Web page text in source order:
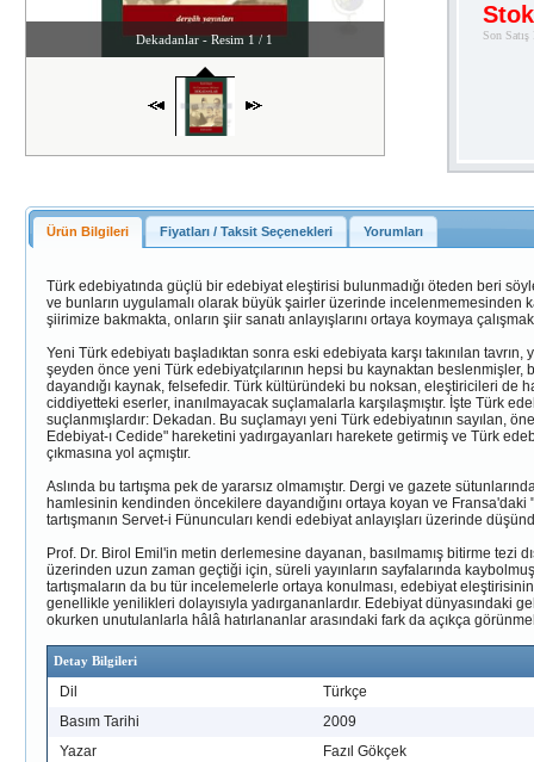
Dekadanlar - Resim 1 / 1 Son
Ürün Bilgileri Fiyatları / Taksit Seçenekleri Yorumları
Türk edebiyatında güçlü bir edebiyat eleştirisi bulunmadığı öteden beri
ve bunların uygulamalı olarak büyük şairler üzerinde incelenmemesinden
şiirimize bakmakta, onların şiir sanatı anlayışlarını ortaya koymaya
Yeni Türk edebiyatı başladıktan sonra eski edebiyata karşı takınılan
şeyden önce yeni Türk edebiyatçılarının hepsi bu kaynaktan
dayandığı kaynak, felsefedir. Türk kültüründeki bu noksan, eleştiricileri de
ciddiyetteki eserler, inanılmayacak suçlamalarla karşılaşmıştır. İşte Türk
suçlanmışlardır: Dekadan. Bu suçlamayı yeni Türk edebiyatının sayılan,
Edebiyat-ı Cedide" hareketini yadırgayanları harekete getirmiş ve Türk
çıkmasına yol açmıştır.
Aslında bu tartışma pek de yararsız olmamıştır. Dergi ve gazete
hamlesinin kendinden öncekilere dayandığını ortaya koyan ve Fransa'daki
tartışmanın Servet-i Fünuncuları kendi edebiyat anlayışları üzerinde
Prof. Dr. Birol Emil'in metin derlemesine dayanan, basılmamış bitirme tezi
üzerinden uzun zaman geçtiği için, süreli yayınların sayfalarında
tartışmaların da bu tür incelemelerle ortaya konulması, edebiyat
genellikle yenilikleri dolayısıyla yadırgananlardır. Edebiyat dünyasındaki
okurken unutulanlarla hâlâ hatırlananlar arasındaki fark da açıkça
Detay Bilgileri
Dil
Türkçe
Basım Tarihi
2009
Yazar
Fazıl Gökçek